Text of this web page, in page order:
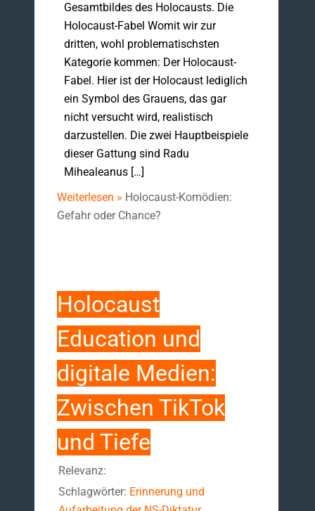
Gesamtbildes des Holocausts. Die
Holocaust-Fabel Womit wir zur
dritten, wohl problematischsten
Kategorie kommen: Der Holocaust-
Fabel. Hier ist der Holocaust lediglich
ein Symbol des Grauens, das gar
nicht versucht wird, realistisch
darzustellen. Die zwei Hauptbeispiele
dieser Gattung sind Radu
Mihealeanus […]
Weiterlesen » Holocaust-Komödien:
Gefahr oder Chance?
Holocaust
Education und
digitale Medien:
Zwischen TikTok
und Tiefe
Relevanz:
Schlagwörter: Erinnerung und